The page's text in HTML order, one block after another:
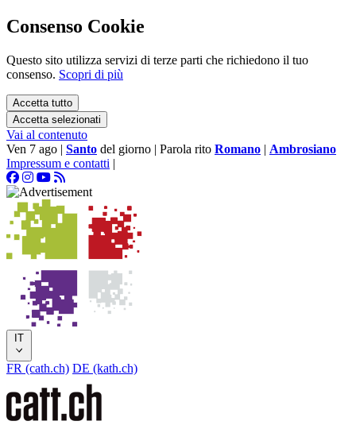
Consenso Cookie
Questo sito utilizza servizi di terze parti che richiedono il tuo
consenso. Scopri di più
Accetta tutto
Accetta selezionati
Vai al contenuto
Ven 7 ago | Santo del giorno | Parola rito Romano | Ambrosiano
Impressum e contatti |
IT
FR (cath.ch) DE (kath.ch)